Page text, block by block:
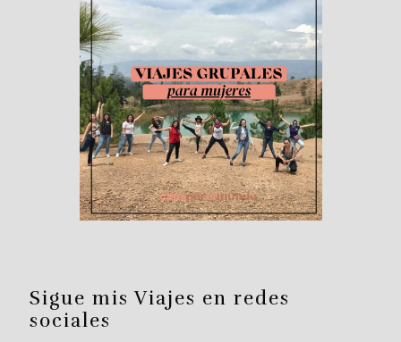
Sigue mis Viajes en redes
sociales